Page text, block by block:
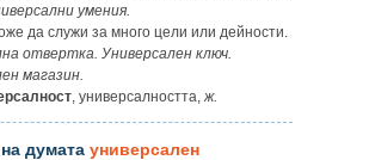
умения.
да служи за много цели или дейности.
отвертка. Универсален ключ.
магазин.
, универсалността,ж.
думата универсален